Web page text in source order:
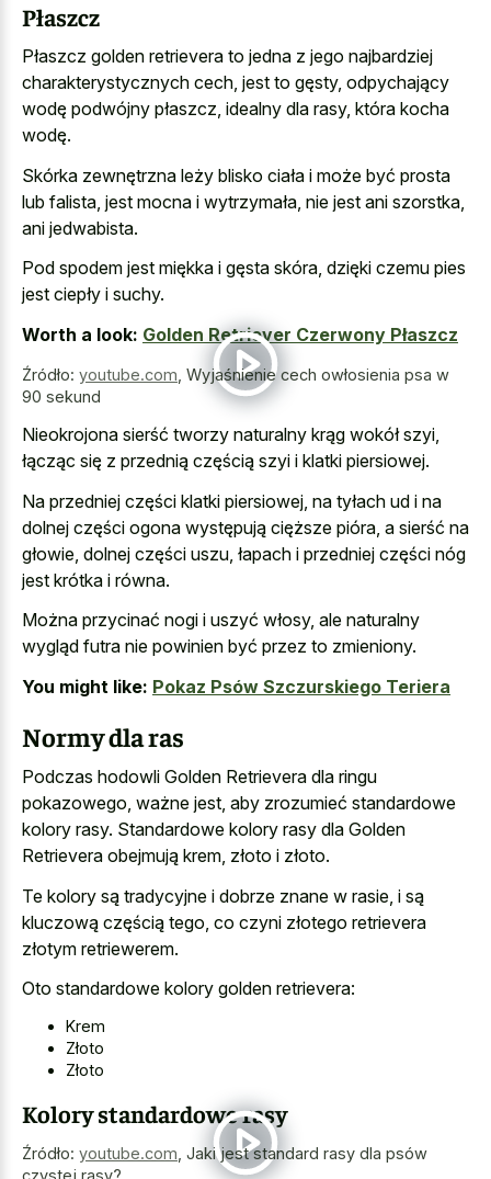
Płaszcz
Płaszcz golden retrievera to jedna z jego najbardziej
charakterystycznych cech, jest to gęsty, odpychający
wodę podwójny płaszcz, idealny dla rasy, która kocha
wodę.
Skórka zewnętrzna leży blisko ciała i może być prosta
lub falista, jest mocna i wytrzymała, nie jest ani szorstka,
ani jedwabista.
Pod spodem jest miękka i gęsta skóra, dzięki czemu pies
jest ciepły i suchy.
Worth a look: Golden Retriever Czerwony Płaszcz
Źródło: youtube.com Wyjaśnienie cech owłosienia psa w
90 sekund
Nieokrojona sierść tworzy naturalny krąg wokół szyi,
łącząc się z przednią częścią szyi i klatki piersiowej.
Na przedniej części klatki piersiowej, na tyłach ud i na
dolnej części ogona występują cięższe pióra, a sierść na
głowie, dolnej części uszu, łapach i przedniej części nóg
jest krótka i równa.
Można przycinać nogi i uszyć włosy, ale naturalny
wygląd futra nie powinien być przez to zmieniony.
You might like: Pokaz Psów Szczurskiego Teriera
Normy dla ras
Podczas hodowli Golden Retrievera dla ringu
pokazowego, ważne jest, aby zrozumieć standardowe
kolory rasy. Standardowe kolory rasy dla Golden
Retrievera obejmują krem, złoto i złoto.
Te kolory są tradycyjne i dobrze znane w rasie, i są
kluczową częścią tego, co czyni złotego retrievera
złotym retriewerem.
Oto standardowe kolory golden retrievera:
Krem
Złoto
Złoto
Kolory standardowe rasy
Źródło: youtube.com, Jaki jest standard rasy dla psów